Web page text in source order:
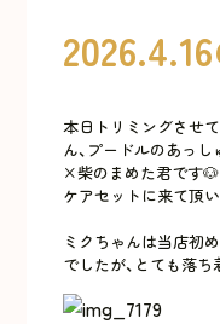
本日トリミングさせ
ん、プードルのあっし
×柴のまめた君です🐶
ケアセットに来て頂
ミクちゃんは当店初
でしたが、とても落